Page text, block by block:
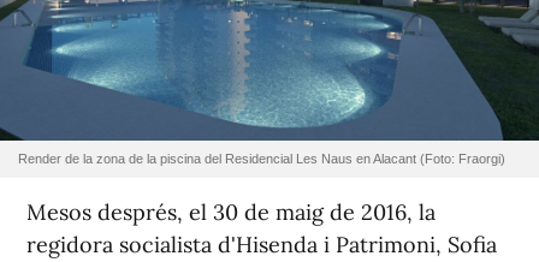
Render de la zona de la piscina del Residencial Les Naus en Alacant (Foto: Fraorgi)
Mesos després, el 30 de maig de 2016, la
regidora socialista d'Hisenda i Patrimoni, Sofia